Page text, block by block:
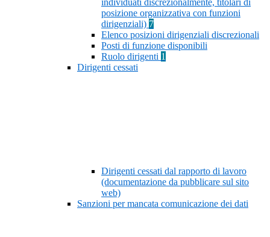
individuati discrezionalmente, titolari di
posizione organizzativa con funzioni
dirigenziali) 7
Elenco posizioni dirigenziali discrezionali
Posti di funzione disponibili
Ruolo dirigenti 1
Dirigenti cessati
Dirigenti cessati dal rapporto di lavoro
(documentazione da pubblicare sul sito
web)
Sanzioni per mancata comunicazione dei dati